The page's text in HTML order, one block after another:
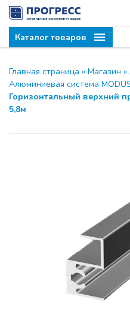
Каталог товаров
Главная страница » Магазин »
Алюминиевая система
Горизонтальный верхний
5,8м